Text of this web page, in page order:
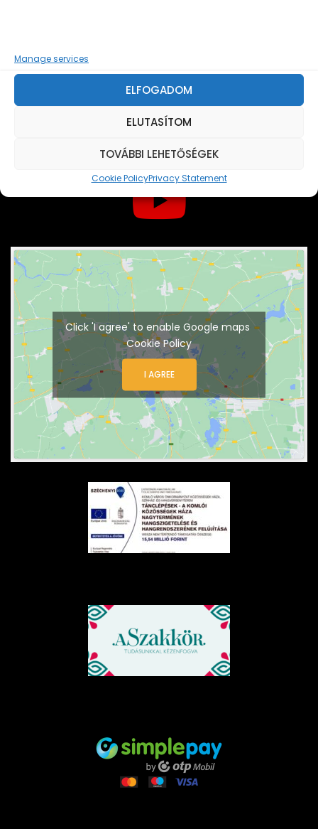
Manage services
ELFOGADOM
ELUTASÍTOM
TOVÁBBI LEHETŐSÉGEK
Cookie PolicyPrivacy Statement
FACEBOOK YOUTUBE CSATORNA
Click 'I agree' to enable Google maps
Cookie Policy
I AGREE